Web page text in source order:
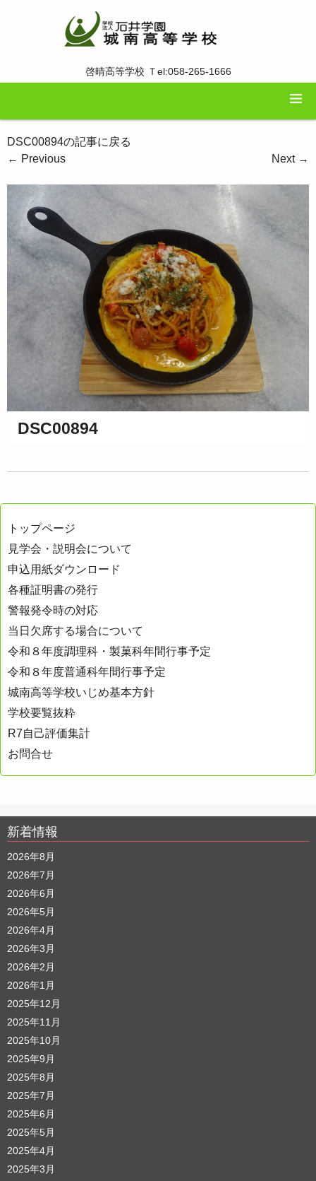
啓晴高等学校 Ｔel:058-265-1666
DSC00894の記事に戻る
← Previous Next →
DSC00894
トップページ
見学会・説明会について
申込用紙ダウンロード
各種証明書の発行
警報発令時の対応
当日欠席する場合について
令和８年度調理科・製菓科年間行事予定
令和８年度普通科年間行事予定
城南高等学校いじめ基本方針
学校要覧抜粋
R7自己評価集計
お問合せ
新着情報
2026年8月
2026年7月
2026年6月
2026年5月
2026年4月
2026年3月
2026年2月
2026年1月
2025年12月
2025年11月
2025年10月
2025年9月
2025年8月
2025年7月
2025年6月
2025年5月
2025年4月
2025年3月